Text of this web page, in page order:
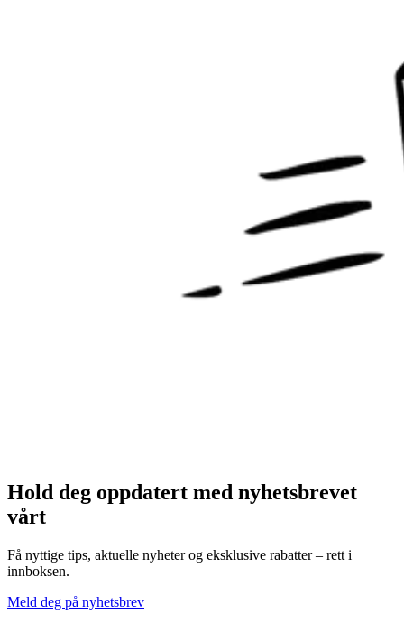
Hold deg oppdatert med nyhetsbrevet
vårt
Få nyttige tips, aktuelle nyheter og eksklusive rabatter – rett i
innboksen.
Meld deg på nyhetsbrev